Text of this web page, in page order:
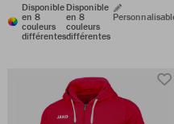
Disponible
en 8
couleurs
différentes
Disponible
en 8
couleurs
différentes